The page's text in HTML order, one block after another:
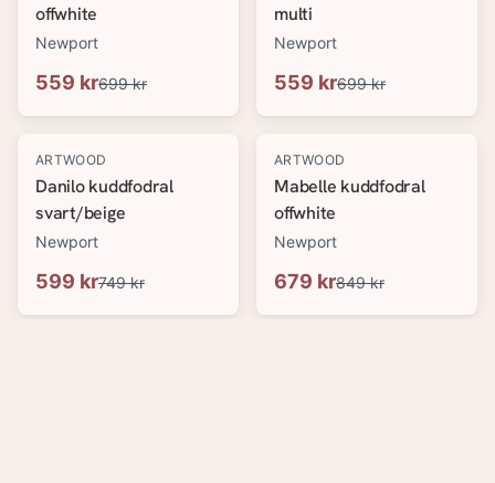
offwhite
Newport
559 kr699 kr
multi
Newport
559 kr699 kr
-20%
ARTWOOD
Danilo kuddfodral
svart/beige
Newport
599 kr749 kr
-20%
ARTWOOD
Mabelle kuddfodral
offwhite
Newport
679 kr849 kr